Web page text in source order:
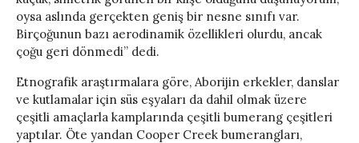
oysa aslında gerçekten geniş bir nesne sınıfı var.
Birçoğunun bazı aerodinamik özellikleri olurdu, ancak
çoğu geri dönmedi” dedi.
Etnografik araştırmalara göre, Aborijin erkekler, danslar
ve kutlamalar için süs eşyaları da dahil olmak üzere
çeşitli amaçlarla kamplarında çeşitli bumerang çeşitleri
yaptılar. Öte yandan Cooper Creek bumerangları,